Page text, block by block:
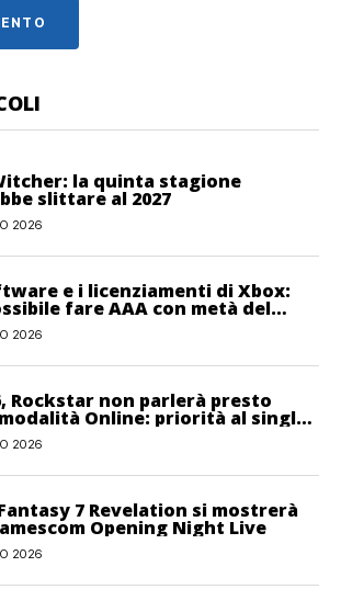
la quinta stagione
slittare al 2027
2026
e i licenziamenti di Xbox:
fare AAA con metà del
2026
Rockstar non parlerà presto
Online: priorità al single-
2026
7 Revelation si mostrerà
Opening Night Live
2026